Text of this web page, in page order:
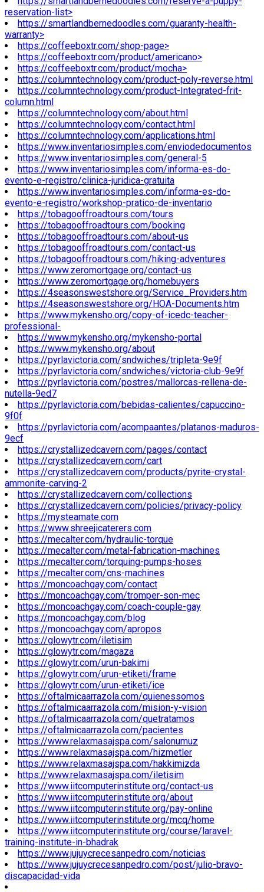
reservation-list>
https://smartlandbernedoodles.com/guaranty-health-
warranty>
https://coffeeboxtr.com/shop-page>
https://coffeeboxtr.com/product/americano>
https://coffeeboxtr.com/product/mocha>
https://columntechnology.com/product-poly-reverse.html
https://columntechnology.com/product-Integrated-frit-
column.html
https://columntechnology.com/about.html
https://columntechnology.com/contact.html
https://columntechnology.com/applications.html
https://www.inventariosimples.com/enviodedocumentos
https://www.inventariosimples.com/general-5
https://www.inventariosimples.com/informa-es-do-
evento-e-registro/clinica-juridica-gratuita
https://www.inventariosimples.com/informa-es-do-
evento-e-registro/workshop-pratico-de-inventario
https://tobagooffroadtours.com/tours
https://tobagooffroadtours.com/booking
https://tobagooffroadtours.com/about-us
https://tobagooffroadtours.com/contact-us
https://tobagooffroadtours.com/hiking-adventures
https://www.zeromortgage.org/contact-us
https://www.zeromortgage.org/homebuyers
https://4seasonswestshore.org/Service_Providers.htm
https://4seasonswestshore.org/HOA-Documents.htm
https://www.mykensho.org/copy-of-icedc-teacher-
professional-
https://www.mykensho.org/mykensho-portal
https://www.mykensho.org/about
https://pyrlavictoria.com/sndwiches/tripleta-9e9f
https://pyrlavictoria.com/sndwiches/victoria-club-9e9f
https://pyrlavictoria.com/postres/mallorcas-rellena-de-
nutella-9ed7
https://pyrlavictoria.com/bebidas-calientes/capuccino-
9f0f
https://pyrlavictoria.com/acompaantes/platanos-maduros-
9ecf
https://crystallizedcavern.com/pages/contact
https://crystallizedcavern.com/cart
https://crystallizedcavern.com/products/pyrite-crystal-
ammonite-carving-2
https://crystallizedcavern.com/collections
https://crystallizedcavern.com/policies/privacy-policy
https://mysteamate.com
https://www.shreejicaterers.com
https://mecalter.com/hydraulic-torque
https://mecalter.com/metal-fabrication-machines
https://mecalter.com/torquing-pumps-hoses
https://mecalter.com/cns-machines
https://moncoachgay.com/contact
https://moncoachgay.com/tromper-son-mec
https://moncoachgay.com/coach-couple-gay
https://moncoachgay.com/blog
https://moncoachgay.com/apropos
https://glowytr.com/iletisim
https://glowytr.com/magaza
https://glowytr.com/urun-bakimi
https://glowytr.com/urun-etiketi/frame
https://glowytr.com/urun-etiketi/ice
https://oftalmicaarrazola.com/quienessomos
https://oftalmicaarrazola.com/mision-y-vision
https://oftalmicaarrazola.com/quetratamos
https://oftalmicaarrazola.com/pacientes
https://www.relaxmasajspa.com/salonumuz
https://www.relaxmasajspa.com/hizmetler
https://www.relaxmasajspa.com/hakkimizda
https://www.relaxmasajspa.com/iletisim
https://www.iitcomputerinstitute.org/contact-us
https://www.iitcomputerinstitute.org/about
https://www.iitcomputerinstitute.org/pay-online
https://www.iitcomputerinstitute.org/mcq/home
https://www.iitcomputerinstitute.org/course/laravel-
training-institute-in-bhadrak
https://www.jujuycrecesanpedro.com/noticias
https://www.jujuycrecesanpedro.com/post/julio-bravo-
discapacidad-vida